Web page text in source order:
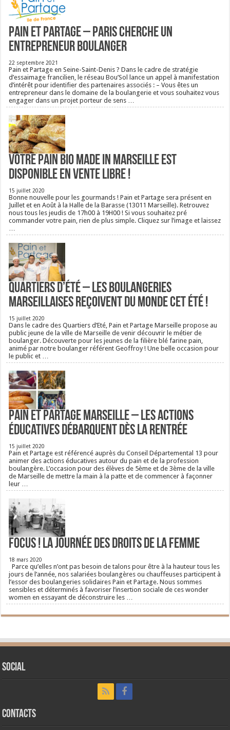
Pain et Partage – Paris cherche un
entrepreneur boulanger
22 septembre 2021
Pain et Partage en Seine-Saint-Denis ? Dans le cadre de stratégie
d’essaimage francilien, le réseau Bou’Sol lance un appel à manifestation
d’intérêt pour identifier des partenaires associés : – Vous êtes un
entrepreneur dans le domaine de la boulangerie et vous souhaitez vous
engager dans un projet porteur de sens …
Votre pain bio Made in Marseille est
disponible en vente libre !
15 juillet 2020
Bonne nouvelle pour les gourmands ! Pain et Partage sera présent en
Juillet et en Août à la Halle de la Barasse (13011 Marseille). Retrouvez
nous tous les jeudis de 17h00 à 19H00 ! Si vous souhaitez pré
commander votre pain, rien de plus simple. Cliquez sur l’image et laissez
…
Quartiers d’été – Les boulangeries
Marseillaises reçoivent du monde cet été !
15 juillet 2020
Dans le cadre des Quartiers d’Eté, Pain et Partage Marseille propose au
public jeune de la ville de Marseille de venir découvrir le métier de
boulanger. Découverte pour les jeunes de la filière blé farine pain,
animé par notre boulanger référent Geoffroy ! Une belle occasion pour
le public et …
Pain et Partage Marseille – Les actions
éducatives débarquent dès la rentrée
15 juillet 2020
Pain et Partage est référencé auprès du Conseil Départemental 13 pour
animer des actions éducatives autour du pain et de la profession
boulangère. L’occasion pour des élèves de 5ème et de 3ème de la ville
de Marseille de mettre la main à la patte et de commencer à façonner
leur …
FOCUS ! La journée des droits de la femme
18 mars 2020
Parce qu’elles n’ont pas besoin de talons pour être à la hauteur tous les
jours de l’année, nos salariées boulangères ou chauffeuses participent à
l’essor des boulangeries solidaires Pain et Partage. Nous sommes
sensibles et déterminés à favoriser l’insertion sociale de ces wonder
women en essayant de déconstruire les …
Social
CONTACTS